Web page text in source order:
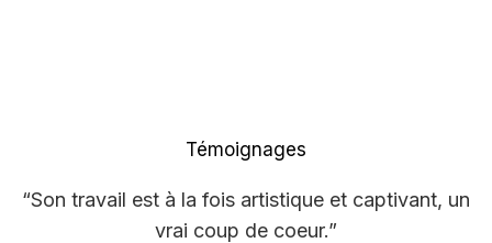
Témoignages
“Son travail est à la fois artistique et captivant, un
vrai coup de coeur.”